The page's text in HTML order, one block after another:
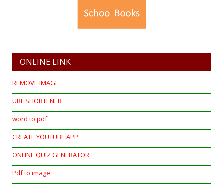
ONLINE LINK
REMOVE IMAGE
URL SHORTENER
word to pdf
CREATE YOUTUBE APP
ONLINE QUIZ GENERATOR
Pdf to image